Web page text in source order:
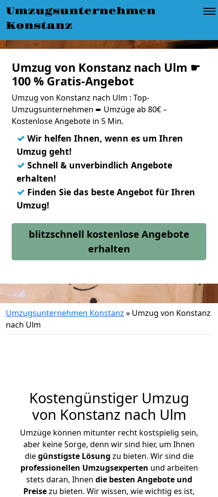
Umzugsunternehmen
Konstanz
Umzug von Konstanz nach Ulm ☛
100 % Gratis-Angebot
Umzug von Konstanz nach Ulm : Top-
Umzugsunternehmen ➨ Umzüge ab 80€ –
Kostenlose Angebote in 5 Min.
✓ Wir helfen Ihnen, wenn es um Ihren
Umzug geht!
✓ Schnell & unverbindlich Angebote
erhalten!
✓ Finden Sie das beste Angebot für Ihren
Umzug!
blitzschnell kostenlose Angebote
erhalten
Umzugsunternehmen Konstanz » Umzug von Konstanz
nach Ulm
Kostengünstiger Umzug
von Konstanz nach Ulm
Umzüge können mitunter recht kostspielig sein,
aber keine Sorge, denn wir sind hier, um Ihnen
diegünstigste Lösung zu bieten. Wir sind die
professionellen Umzugsexperten und arbeiten
stets daran, Ihnen die besten Angebote und
Preisezu bieten. Wir wissen, wie wichtig es ist,